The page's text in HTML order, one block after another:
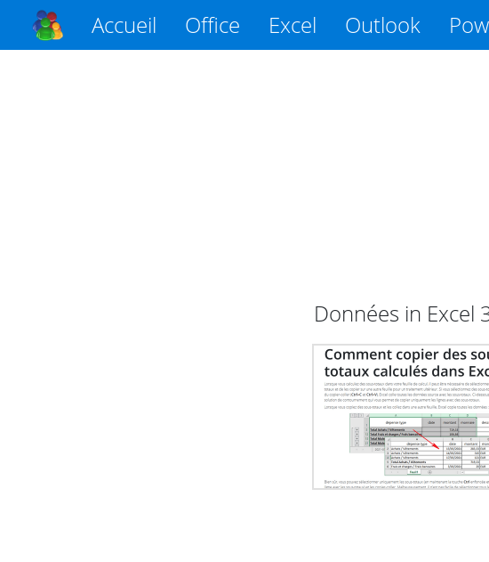
Accueil Office Excel Outlook
Données in Excel